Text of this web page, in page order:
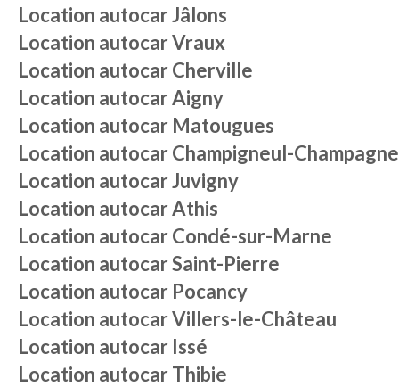
Location autocarJâlons
Location autocarVraux
Location autocarCherville
Location autocarAigny
Location autocar Matougues
Location autocarChampigneul-Champagne
Location autocarJuvigny
Location autocarAthis
Location autocarCondé-sur-Marne
Location autocarSaint-Pierre
Location autocar Pocancy
Location autocarVillers-le-Château
Location autocar Issé
Location autocarThibie